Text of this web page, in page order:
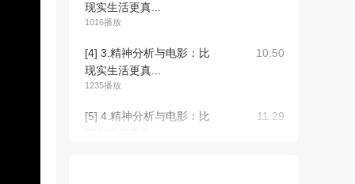
现实生活更真...
1016播放
[4] 3.精神分析与电影：比
现实生活更真...
1235播放
10:50
[5] 4.精神分析与电影：比
11:29